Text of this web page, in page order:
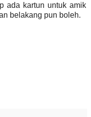
ada kartun untuk amik
belakang pun boleh.